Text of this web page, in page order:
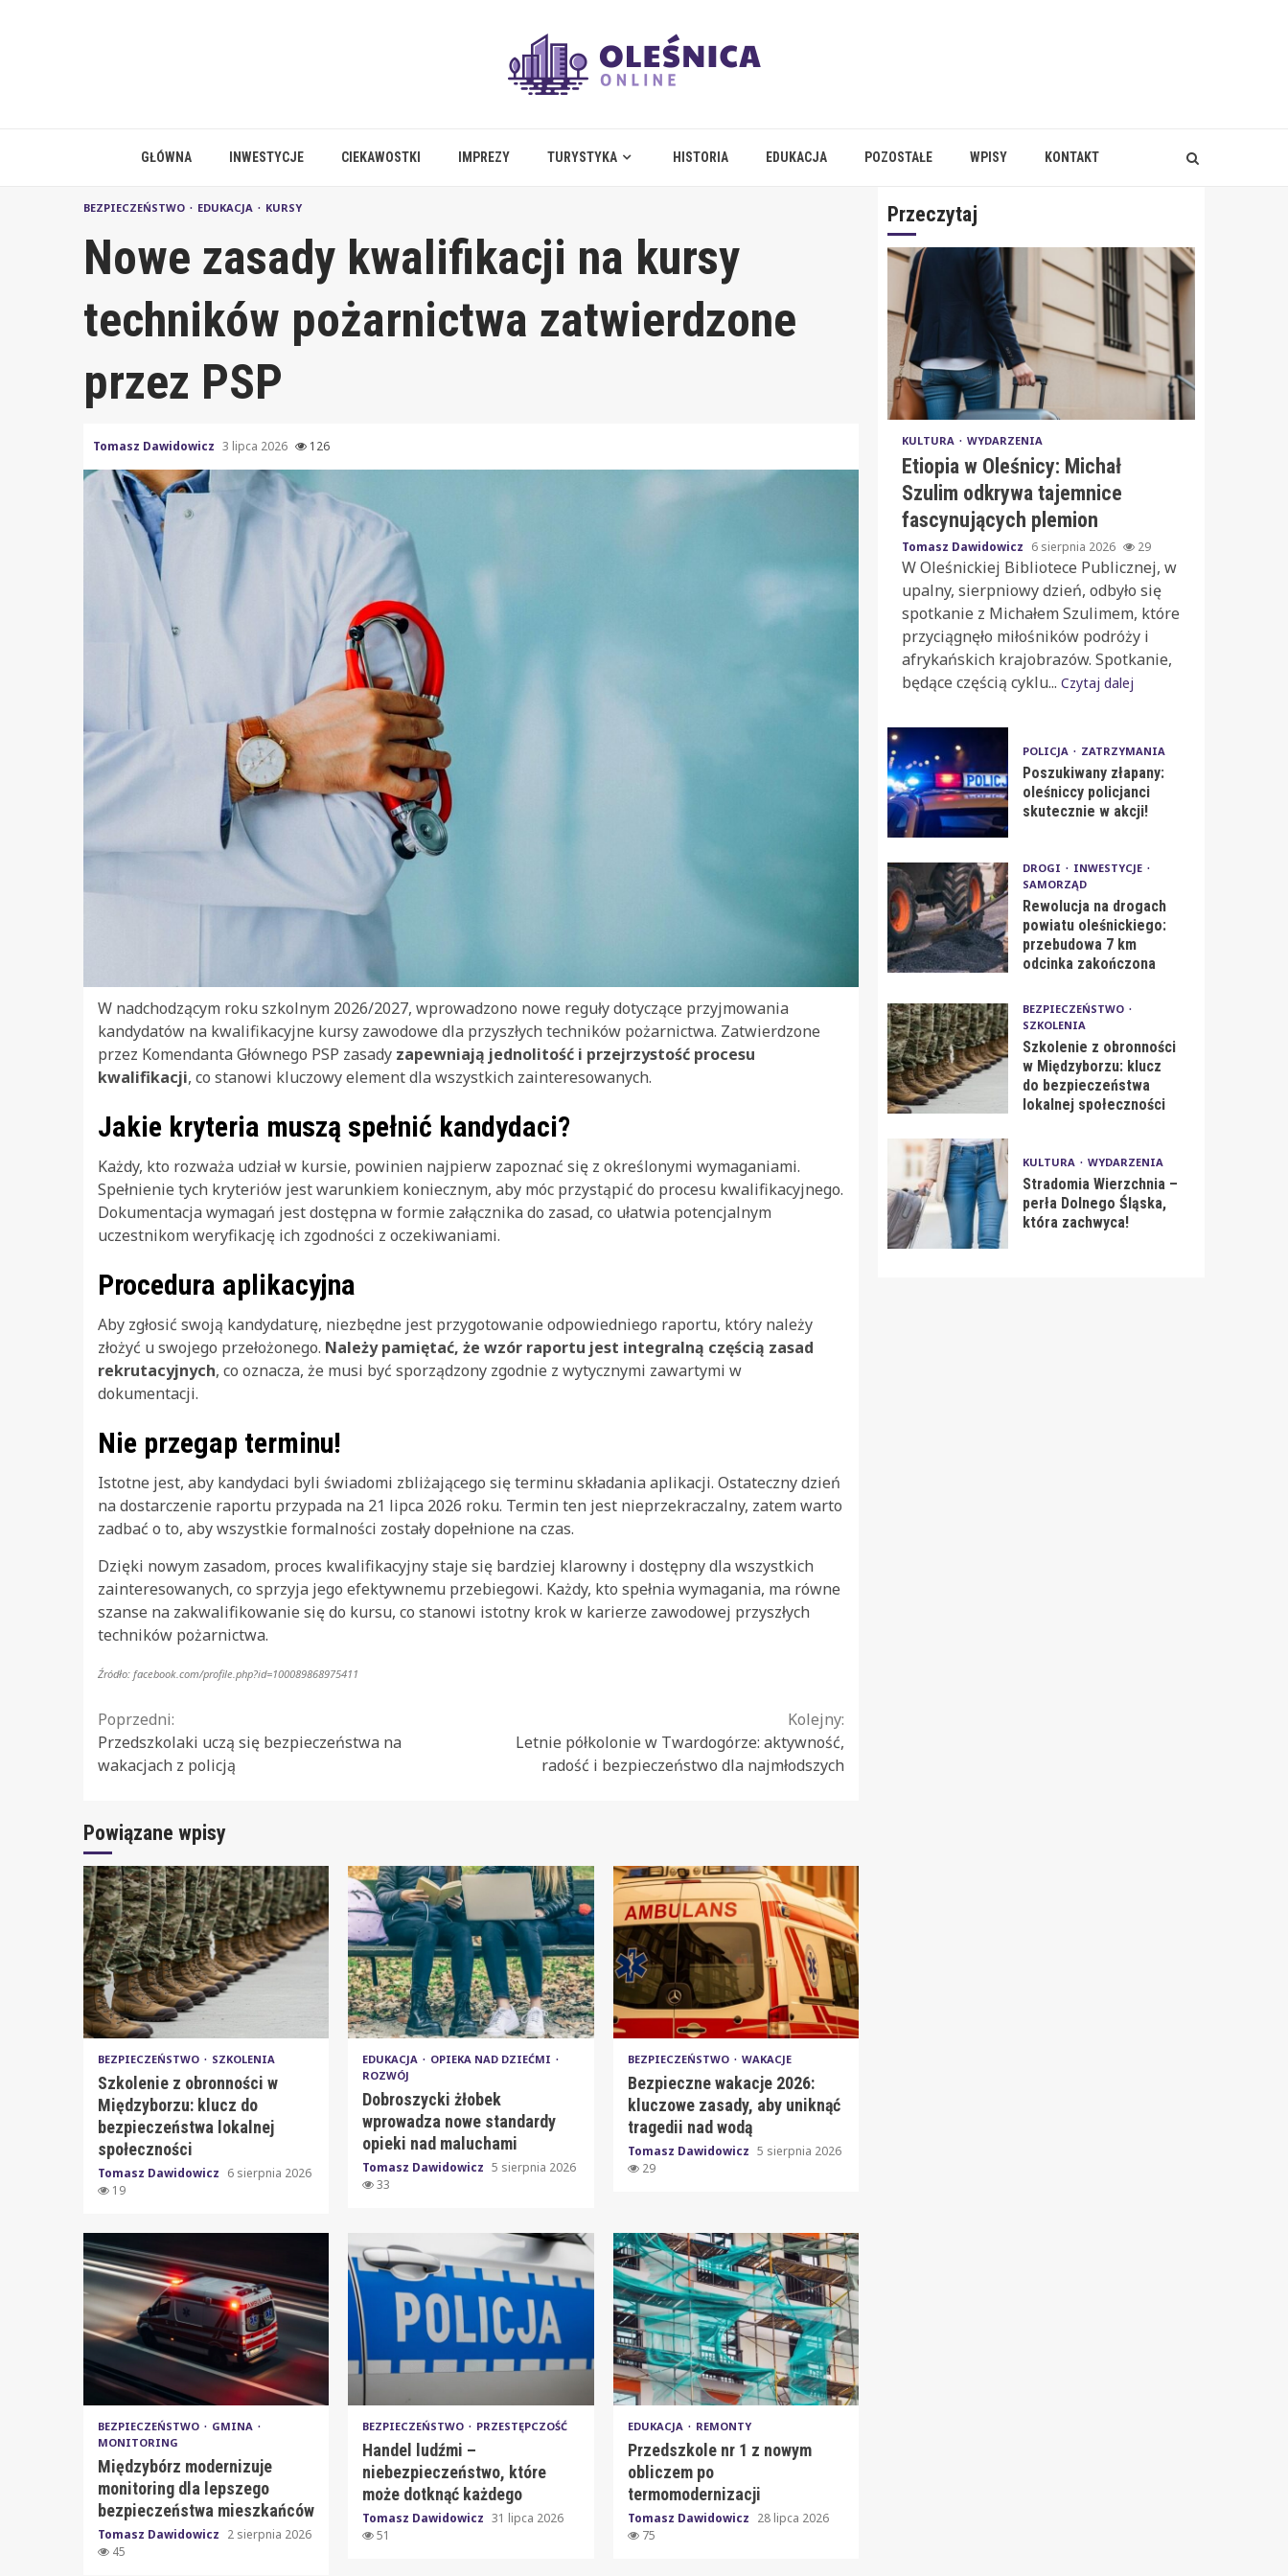
GŁÓWNA INWESTYCJE CIEKAWOSTKI IMPREZY TURYSTYKA HISTORIA EDUKACJA POZOSTAŁE WPISY KONTAKT
BEZPIECZEŃSTWO EDUKACJA KURSY
Nowe zasady kwalifikacji na kursy
techników pożarnictwa zatwierdzone
przez PSP
Tomasz Dawidowicz 3 lipca 2026 126
W nadchodzącym roku szkolnym 2026/2027, wprowadzono nowe reguły dotyczące przyjmowania
kandydatów na kwalifikacyjne kursy zawodowe dla przyszłych techników pożarnictwa. Zatwierdzone
przez Komendanta Głównego PSP zasady zapewniają jednolitość i przejrzystość procesu
kwalifikacji, co stanowi kluczowy element dla wszystkich zainteresowanych.
Jakie kryteria muszą spełnić kandydaci?
Każdy, kto rozważa udział w kursie, powinien najpierw zapoznać się z określonymi wymaganiami.
Spełnienie tych kryteriów jest warunkiem koniecznym, aby móc przystąpić do procesu kwalifikacyjnego.
Dokumentacja wymagań jest dostępna w formie załącznika do zasad, co ułatwia potencjalnym
uczestnikom weryfikację ich zgodności z oczekiwaniami.
Procedura aplikacyjna
Aby zgłosić swoją kandydaturę, niezbędne jest przygotowanie odpowiedniego raportu, który należy
złożyć u swojego przełożonego. Należy pamiętać, że wzór raportu jest integralną częścią zasad
rekrutacyjnych, co oznacza, że musi być sporządzony zgodnie z wytycznymi zawartymi w
dokumentacji.
Nie przegap terminu!
Istotne jest, aby kandydaci byli świadomi zbliżającego się terminu składania aplikacji. Ostateczny dzień
na dostarczenie raportu przypada na 21 lipca 2026 roku. Termin ten jest nieprzekraczalny, zatem warto
zadbać o to, aby wszystkie formalności zostały dopełnione na czas.
Dzięki nowym zasadom, proces kwalifikacyjny staje się bardziej klarowny i dostępny dla wszystkich
zainteresowanych, co sprzyja jego efektywnemu przebiegowi. Każdy, kto spełnia wymagania, ma równe
szanse na zakwalifikowanie się do kursu, co stanowi istotny krok w karierze zawodowej przyszłych
techników pożarnictwa.
Źródło: facebook.com/profile.php?id=100089868975411
Continue
Reading
Poprzedni:
Przedszkolaki uczą się bezpieczeństwa na
wakacjach z policją
Kolejny:
Letnie półkolonie w Twardogórze: aktywność,
radość i bezpieczeństwo dla najmłodszych
Powiązane wpisy
BEZPIECZEŃSTWO SZKOLENIA
Szkolenie z obronności w
Międzyborzu: klucz do
bezpieczeństwa lokalnej
społeczności
Tomasz Dawidowicz 6 sierpnia 2026
19
EDUKACJA
OPIEKA NAD DZIEĆMI
ROZWÓJ
Dobroszycki żłobek
wprowadza nowe standardy
opieki nad maluchami
Tomasz Dawidowicz 5 sierpnia 2026
33
BEZPIECZEŃSTWO WAKACJE
Bezpieczne wakacje 2026:
kluczowe zasady, aby uniknąć
tragedii nad wodą
Tomasz Dawidowicz 5 sierpnia 2026
29
BEZPIECZEŃSTWO
GMINA
MONITORING
Międzybórz modernizuje
monitoring dla lepszego
bezpieczeństwa mieszkańców
Tomasz Dawidowicz 2 sierpnia 2026
45
BEZPIECZEŃSTWO PRZESTĘPCZOŚĆ
Handel ludźmi –
niebezpieczeństwo, które
może dotknąć każdego
Tomasz Dawidowicz 31 lipca 2026
51
EDUKACJA REMONTY
Przedszkole nr 1 z nowym
obliczem po
termomodernizacji
Tomasz Dawidowicz 28 lipca 2026
75
Przeczytaj
KULTURA WYDARZENIA
Etiopia w Oleśnicy: Michał
Szulim odkrywa tajemnice
fascynujących plemion
Tomasz Dawidowicz 6 sierpnia 2026 29
W Oleśnickiej Bibliotece Publicznej, w
upalny, sierpniowy dzień, odbyło się
spotkanie z Michałem Szulimem, które
przyciągnęło miłośników podróży i
afrykańskich krajobrazów. Spotkanie,
będące częścią cyklu... Czytaj dalej
POLICJA ZATRZYMANIA
Poszukiwany złapany:
oleśniccy policjanci
skutecznie w akcji!
DROGI
INWESTYCJE
SAMORZĄD
Rewolucja na drogach
powiatu oleśnickiego:
przebudowa 7 km
odcinka zakończona
BEZPIECZEŃSTWO
SZKOLENIA
Szkolenie z obronności
w Międzyborzu: klucz
do bezpieczeństwa
lokalnej społeczności
KULTURA WYDARZENIA
Stradomia Wierzchnia –
perła Dolnego Śląska,
która zachwyca!